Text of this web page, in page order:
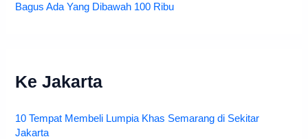
Bagus Ada Yang Dibawah 100 Ribu
Ke Jakarta
10 Tempat Membeli Lumpia Khas Semarang di Sekitar
Jakarta